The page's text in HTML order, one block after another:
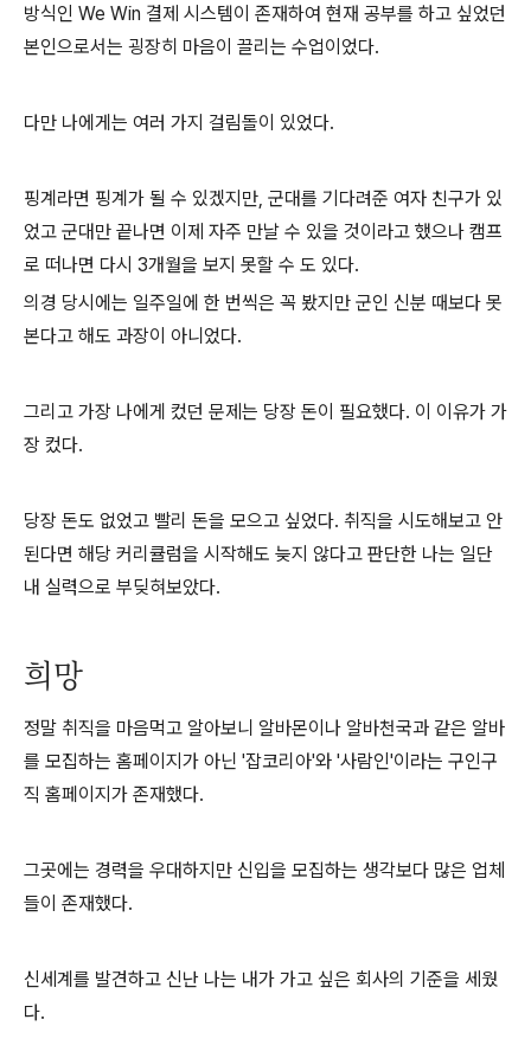
방식인 We Win 결제 시스템이 존재하여 현재 공부를 하고 싶었던
본인으로서는 굉장히 마음이 끌리는 수업이었다.
다만 나에게는 여러 가지 걸림돌이 있었다.
핑계라면 핑계가 될 수 있겠지만, 군대를 기다려준 여자 친구가 있
었고 군대만 끝나면 이제 자주 만날 수 있을 것이라고 했으나 캠프
로 떠나면 다시 3개월을 보지 못할 수 도 있다.
의경 당시에는 일주일에 한 번씩은 꼭 봤지만 군인 신분 때보다 못
본다고 해도 과장이 아니었다.
그리고 가장 나에게 컸던 문제는 당장 돈이 필요했다. 이 이유가 가
장 컸다.
당장 돈도 없었고 빨리 돈을 모으고 싶었다. 취직을 시도해보고 안
된다면 해당 커리큘럼을 시작해도 늦지 않다고 판단한 나는 일단
내 실력으로 부딪혀보았다.
희망
정말 취직을 마음먹고 알아보니 알바몬이나 알바천국과 같은 알바
를 모집하는 홈페이지가 아닌 '잡코리아'와 '사람인'이라는 구인구
직 홈페이지가 존재했다.
그곳에는 경력을 우대하지만 신입을 모집하는 생각보다 많은 업체
들이 존재했다.
신세계를 발견하고 신난 나는 내가 가고 싶은 회사의 기준을 세웠
다.